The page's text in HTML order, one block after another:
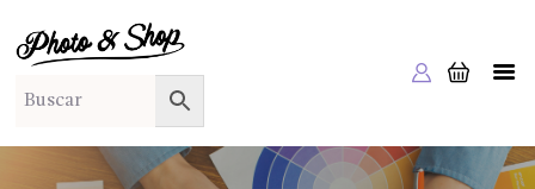
PHOTO & SHOP
Photo & Shop
INICIO
SOBRE NOSOTROS